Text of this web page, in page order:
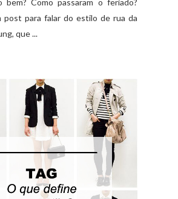
Como passaram o feriado?
post para falar do estilo de rua da
que ...